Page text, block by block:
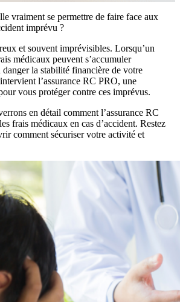
vraiment se permettre de faire face aux
imprévu ?
et souvent imprévisibles. Lorsqu’un
médicaux peuvent s’accumuler
danger la stabilité financière de votre
l’assurance RC PRO, une
vous protéger contre ces imprévus.
en détail comment l’assurance RC
frais médicaux en cas d’accident. Restez
comment sécuriser votre activité et